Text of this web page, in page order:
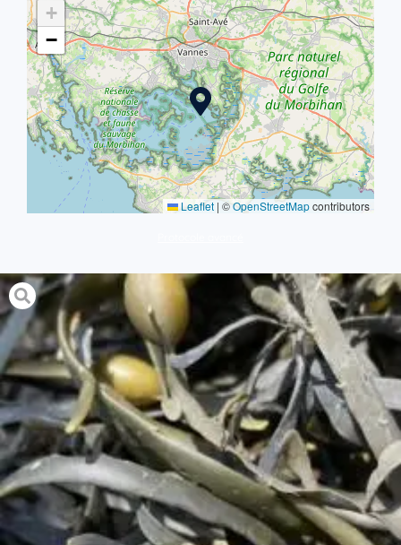
+
−
Leaflet | ©OpenStreetMapcontributors